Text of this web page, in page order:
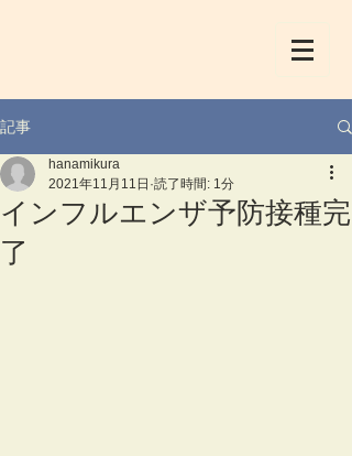
記事
インフルエンザ予防接種完
了
hanamikura
2021年11月11日 読了時間: 1分